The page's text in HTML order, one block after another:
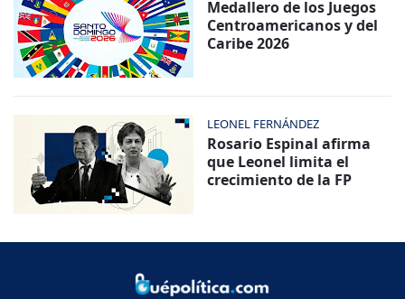
Medallero de los Juegos
Centroamericanos y del
Caribe 2026
LEONEL FERNÁNDEZ
Rosario Espinal afirma
que Leonel limita el
crecimiento de la FP